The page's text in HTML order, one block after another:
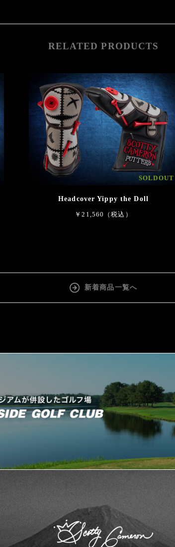
RELATED PRODUCTS
SOLDOUT
Headcover Yippy the Doll
￥21,560（税込）
新着商品一覧へ